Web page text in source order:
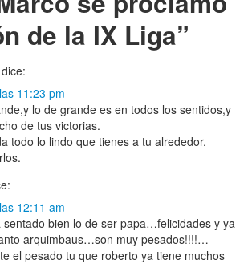
de la IX Liga”
dice:
11:23 pm
lo de grande es en todos los sentidos,y
de tus victorias.
todo lo lindo que tienes a tu alrededor.
12:11 am
sentado bien lo de ser papa…felicidades y ya
arquimbaus…son muy pesados!!!!…
el pesado tu que roberto ya tiene muchos